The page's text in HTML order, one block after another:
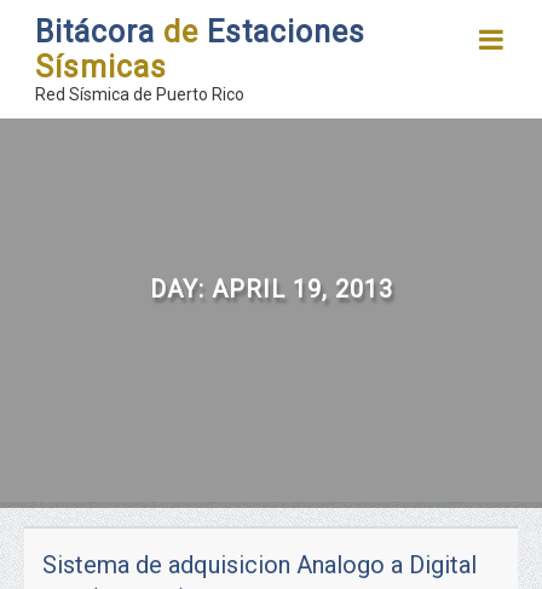
Bitácora de Estaciones
Sísmicas
Red Sísmica de Puerto Rico
DAY: APRIL 19, 2013
Sistema de adquisicion Analogo a Digital